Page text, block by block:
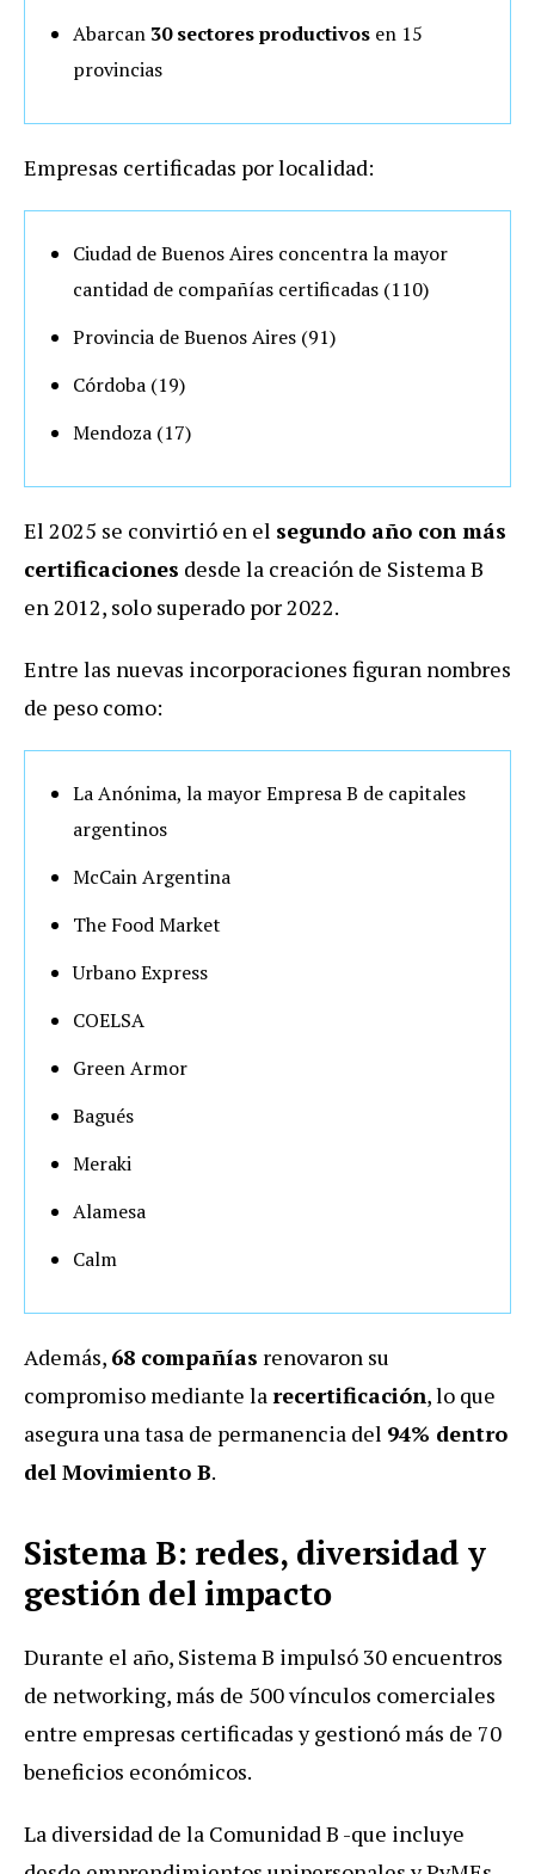
Abarcan 30 sectores productivos en 15
provincias
Empresas certificadas por localidad:
Ciudad de Buenos Aires concentra la mayor
cantidad de compañías certificadas (110)
Provincia de Buenos Aires (91)
Córdoba (19)
Mendoza (17)
El 2025 se convirtió en el segundo año con más
certificaciones desde la creación de Sistema B
en 2012, solo superado por 2022.
Entre las nuevas incorporaciones figuran nombres
de peso como:
La Anónima, la mayor Empresa B de capitales
argentinos
McCain Argentina
The Food Market
Urbano Express
COELSA
Green Armor
Bagués
Meraki
Alamesa
Calm
Además, 68 compañías renovaron su
compromiso mediante la recertificación, lo que
asegura una tasa de permanencia del 94% dentro
del Movimiento B.
Sistema B: redes, diversidad y
gestión del impacto
Durante el año, Sistema B impulsó 30 encuentros
de networking, más de 500 vínculos comerciales
entre empresas certificadas y gestionó más de 70
beneficios económicos.
La diversidad de la Comunidad B -que incluye